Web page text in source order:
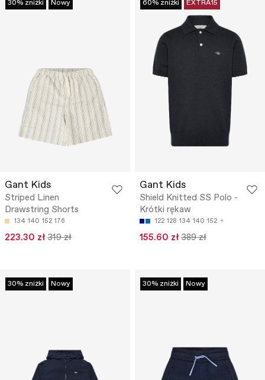
30% zniżki Nowy
Gant Kids
Striped Linen
Drawstring Shorts
134 140 152 176
223.30 zł 319 zł
60% zniżki EXTRA15
Gant Kids
Shield Knitted SS Polo -
Krótki rękaw
122 128 134 140 152
155.60 zł 389 zł
30% zniżki Nowy 30% zniżki Nowy